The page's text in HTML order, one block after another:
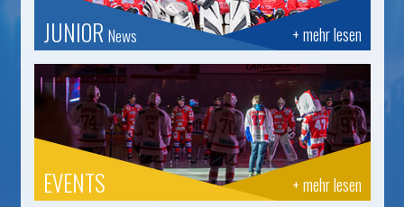
+ mehr lesen
JUNIOR News
+ mehr lesen
EVENTS